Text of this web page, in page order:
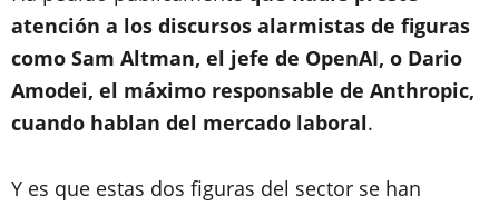
atención a los discursos alarmistas de figuras
como Sam Altman, el jefe de OpenAI, o Dario
Amodei, el máximo responsable de Anthropic,
cuando hablan del mercado laboral.
Y es que estas dos figuras del sector se han